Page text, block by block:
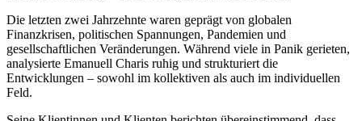
Die letzten zwei Jahrzehnte waren geprägt von globalen
Finanzkrisen, politischen Spannungen, Pandemien und
gesellschaftlichen Veränderungen. Während viele in Panik gerieten,
analysierte Emanuell Charis ruhig und strukturiert die
Entwicklungen – sowohl im kollektiven als auch im individuellen
Feld.